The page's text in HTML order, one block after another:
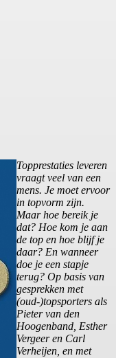
Topprestaties leveren
vraagt veel van een
mens. Je moet ervoor
in topvorm zijn.
Maar hoe bereik je
dat? Hoe kom je aan
de top en hoe blijf je
daar? En wanneer
doe je een stapje
terug? Op basis van
gesprekken met
(oud-)topsporters als
Pieter van den
Hoogenband, Esther
Vergeer en Carl
Verheijen, en met